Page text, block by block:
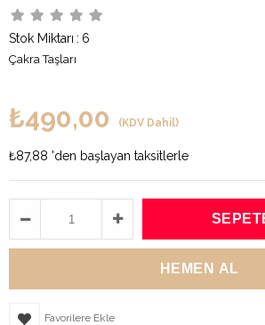
Stok Miktarı : 6
Çakra Taşları
₺490,00 (KDV Dahil)
₺87,88 'den başlayan taksitlerle
Favorilere Ekle